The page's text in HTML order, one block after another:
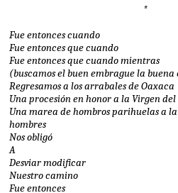
*
Fue entonces cuando
Fue entonces que cuando
Fue entonces que cuando mientras
(buscamos el buen embrague la
Regresamos a los arrabales de Oaxaca
Una procesión en honor a la Virgen del
Una marea de hombros parihuelas a
hombres
Nos obligó
A
Desviar modificar
Nuestro camino
Fue entonces